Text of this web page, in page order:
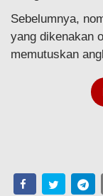
Sebelumnya,
yang dikenakan
memutuskan